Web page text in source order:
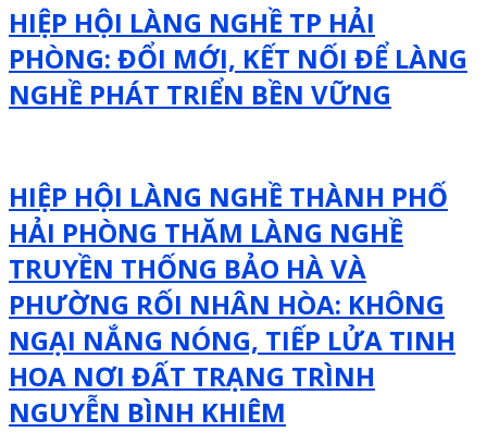
HIỆP HỘI LÀNG NGHỀ TP HẢI
PHÒNG: ĐỔI MỚI, KẾT NỐI ĐỂ LÀNG
NGHỀ PHÁT TRIỂN BỀN VỮNG
HIỆP HỘI LÀNG NGHỀ THÀNH PHỐ
HẢI PHÒNG THĂM LÀNG NGHỀ
TRUYỀN THỐNG BẢO HÀ VÀ
PHƯỜNG RỐI NHÂN HÒA: KHÔNG
NGẠI NẮNG NÓNG, TIẾP LỬA TINH
HOA NƠI ĐẤT TRẠNG TRÌNH
NGUYỄN BÌNH KHIÊM